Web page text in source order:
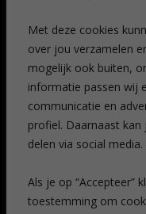
Met deze cookies
over jou verzamelen
mogelijk ook buiten,
informatie passen wij
communicatie en
profiel. Daarnaast
delen via social media.
Als je op “Accepteer”
toestemming om
Leiden
Amsterdam
Breda
Favorieten
Mijn art alert
NIEUWSBRIEF